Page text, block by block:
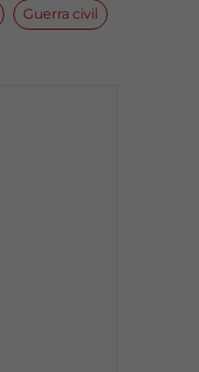
Guerra civil